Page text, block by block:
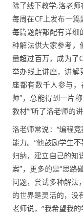
除了线下教学,洛老
每周在CF上发布一篇
每篇题解都配有详细
种解法供大家参考，
量超过百万，成为了
举办线上讲座，讲解
座都有数千人参与
师”，总能得到一片
教材”“听了洛老师的
洛老师常说：“编程
能力。”他鼓励学生
归纳，建立自己的知
案”，更多的是“思
问题，尝试多种解法
的世界是灵活的，没
老师说，“我希望我